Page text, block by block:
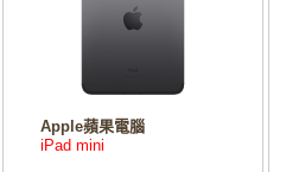
Apple蘋果電腦
iPad mini